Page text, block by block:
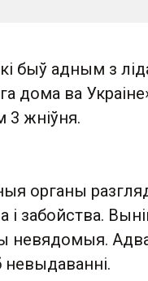
быў адным з
дома ва
жніўня.
органы
і забойства.
невядомыя.
невыдаванні.